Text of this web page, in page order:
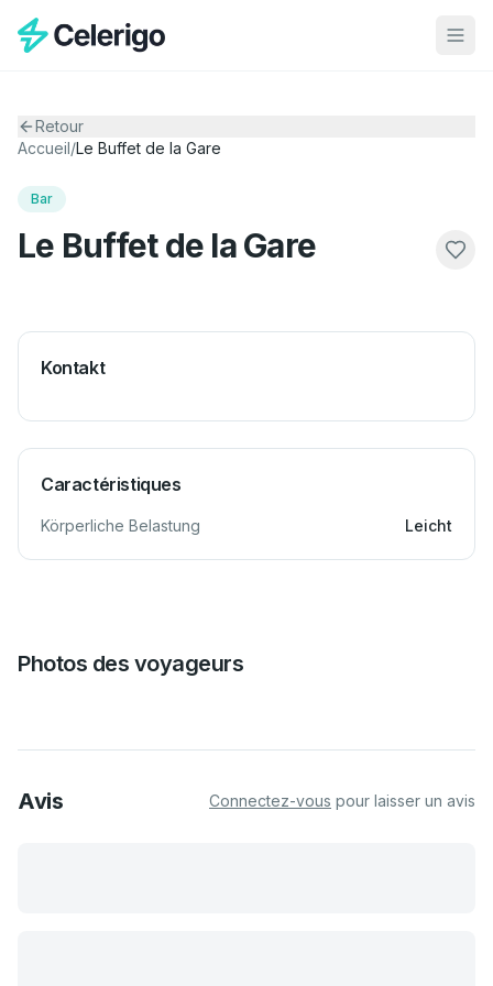
Retour
Accueil/Le Buffet de la Gare
Bar
Le Buffet de la Gare
Kontakt
Caractéristiques
Körperliche Belastung Leicht
Photos des voyageurs
Avis Connectez-vous pour laisser un avis